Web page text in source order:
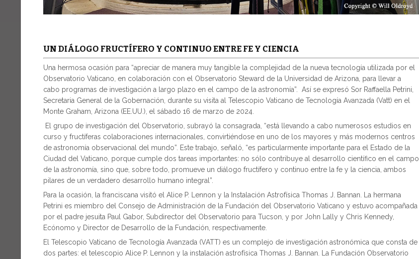
UN DIÁLOGO FRUCTÍFERO Y CONTINUO ENTRE FE Y CIENCIA
Una hermosa ocasión para “apreciar de manera muy tangible la complejidad de la nueva tecnología utilizada por el
Observatorio Vaticano, en colaboración con el Observatorio Steward de la Universidad de Arizona, para llevar a
cabo programas de investigación a largo plazo en el campo de la astronomía”. Así se expresó Sor Raffaella Petrini,
Secretaria General de la Gobernación, durante su visita al Telescopio Vaticano de Tecnología Avanzada (Vatt) en el
Monte Graham, Arizona (EE.UU.), el sábado 16 de marzo de 2024.
El grupo de investigación del Observatorio, subrayó la consagrada, “está llevando a cabo numerosos estudios en
curso y fructíferas colaboraciones internacionales, convirtiéndose en uno de los mayores y más modernos centros
de astronomía observacional del mundo”. Este trabajo, señaló, “es particularmente importante para el Estado de la
Ciudad del Vaticano, porque cumple dos tareas importantes: no sólo contribuye al desarrollo científico en el campo
de la astronomía, sino que, sobre todo, promueve un diálogo fructífero y continuo entre la fe y la ciencia, ambos
pilares de un verdadero desarrollo humano integral”.
Para la ocasión, la franciscana visitó el Alice P. Lennon y la Instalación Astrofísica Thomas J. Bannan. La hermana
Petrini es miembro del Consejo de Administración de la Fundación del Observatorio Vaticano y estuvo acompañada
por el padre jesuita Paul Gabor, Subdirector del Observatorio para Tucson, y por John Lally y Chris Kennedy,
Ecónomo y Director de Desarrollo de la Fundación, respectivamente.
El Telescopio Vaticano de Tecnología Avanzada (VATT) es un complejo de investigación astronómica que consta de
dos partes: el telescopio Alice P. Lennon y la instalación astrofísica Thomas J. Bannan. La Fundación Observatorio